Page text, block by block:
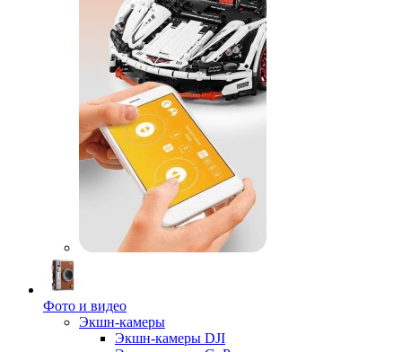
Фото и видео
Экшн-камеры
Экшн-камеры DJI